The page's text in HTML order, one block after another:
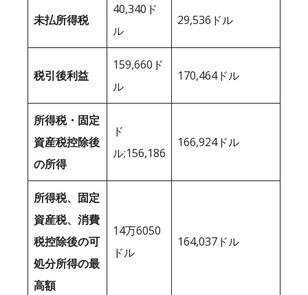
未払所得税
40,340ド
ル
29,536ドル
税引後利益
159,660ド
ル
170,464ドル
所得税・固定
資産税控除後
の所得
ド
ル;156,186
166,924ドル
所得税、固定
資産税、消費
税控除後の可
処分所得の最
高額
14万6050
ドル
164,037ドル